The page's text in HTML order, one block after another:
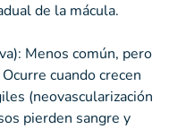
de la mácula.
Menos común, pero
cuando crecen
(neovascularización
pierden sangre y